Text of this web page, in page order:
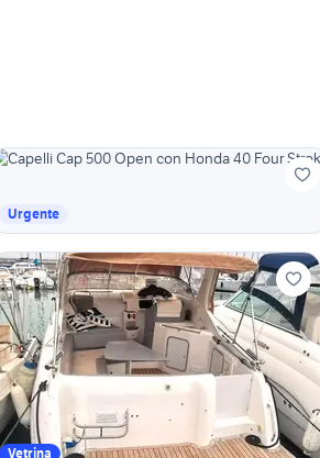
Urgente
Vetrina